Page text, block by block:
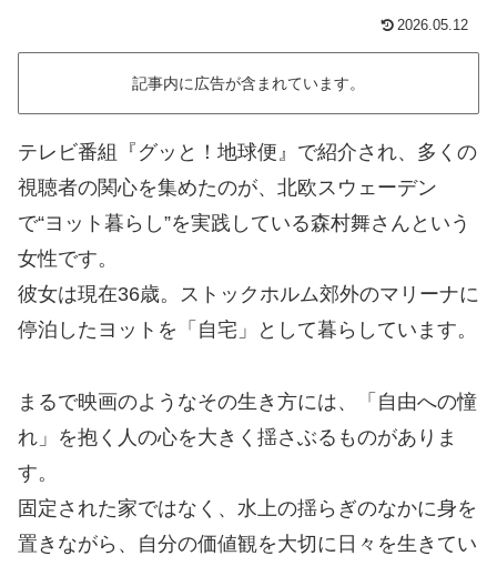
2026.05.12
記事内に広告が含まれています。
テレビ番組『グッと！地球便』で紹介され、多くの
視聴者の関心を集めたのが、北欧スウェーデン
で“ヨット暮らし”を実践している森村舞さんという
女性です。
彼女は現在36歳。ストックホルム郊外のマリーナに
停泊したヨットを「自宅」として暮らしています。
まるで映画のようなその生き方には、「自由への憧
れ」を抱く人の心を大きく揺さぶるものがありま
す。
固定された家ではなく、水上の揺らぎのなかに身を
置きながら、自分の価値観を大切に日々を生きてい